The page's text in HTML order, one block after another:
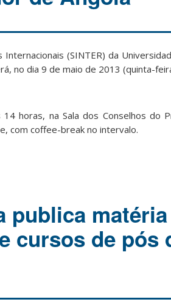
Internacionais (SINTER) da
no dia 9 de maio de 2013 (quinta-
horas, na Sala dos Conselhos do
com coffee-break no intervalo.
publica
cursos de pós